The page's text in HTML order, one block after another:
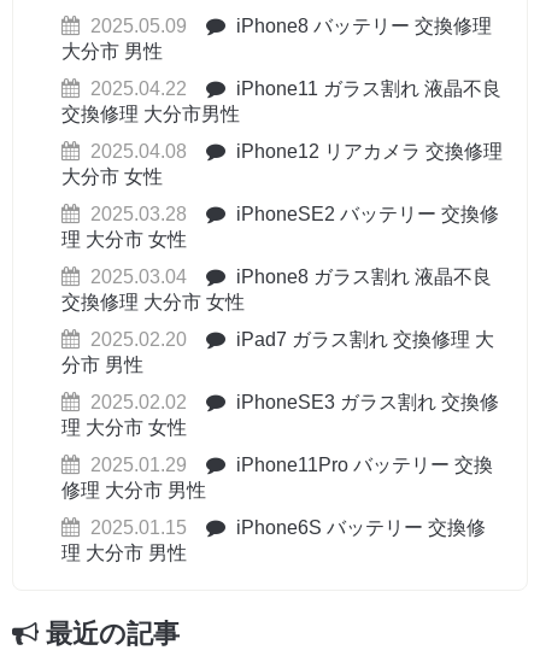
2025.05.09
iPhone8 バッテリー 交換修理
大分市 男性
2025.04.22
iPhone11 ガラス割れ 液晶不良
交換修理 大分市男性
2025.04.08
iPhone12 リアカメラ 交換修理
大分市 女性
2025.03.28
iPhoneSE2 バッテリー 交換修
理 大分市 女性
2025.03.04
iPhone8 ガラス割れ 液晶不良
交換修理 大分市 女性
2025.02.20
iPad7 ガラス割れ 交換修理 大
分市 男性
2025.02.02
iPhoneSE3 ガラス割れ 交換修
理 大分市 女性
2025.01.29
iPhone11Pro バッテリー 交換
修理 大分市 男性
2025.01.15
iPhone6S バッテリー 交換修
理 大分市 男性
最近の記事